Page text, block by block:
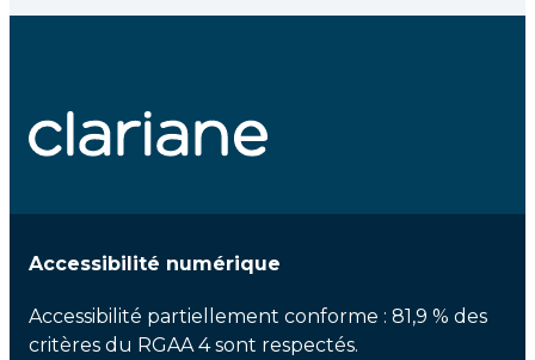
Accessibilité numérique
Accessibilité partiellement conforme : 81,9 % des
critères du RGAA 4 sont respectés.